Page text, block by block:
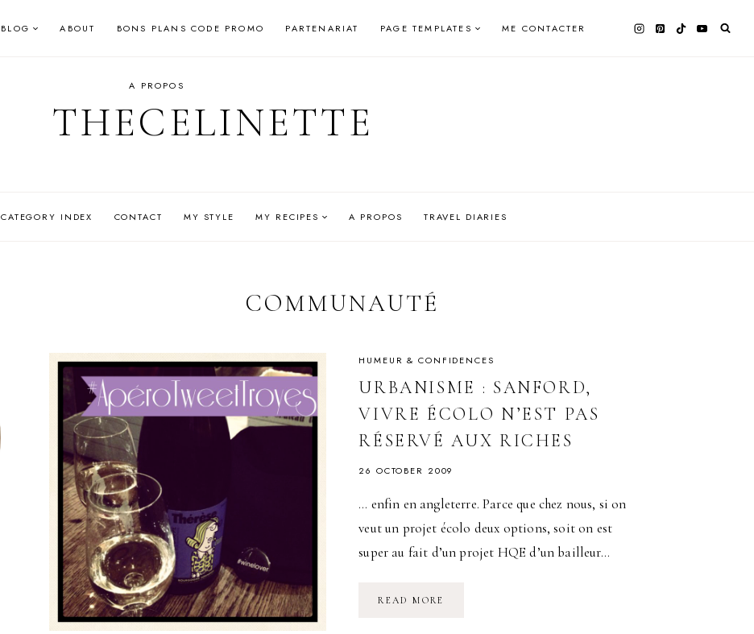
BLOG ABOUT BONS PLANS CODE PROMO PARTENARIAT PAGE TEMPLATES ME CONTACTER
A PROPOS
THECELINETTE
CATEGORY INDEX CONTACT MY STYLE MY RECIPES A PROPOS TRAVEL DIARIES
COMMUNAUTÉ
HUMEUR & CONFIDENCES
URBANISME : SANFORD,
VIVRE ÉCOLO N’EST PAS
RÉSERVÉ AUX RICHES
26 OCTOBER 2009
… enfin en angleterre. Parce que chez nous, si on
veut un projet écolo deux options, soit on est
super au fait d’un projet HQE d’un bailleur…
READ MORE